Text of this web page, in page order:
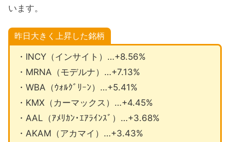
います。
昨日大きく上昇した銘柄
・INCY（インサイト）…+8.56%
・MRNA（モデルナ）…+7.13%
・WBA（ｳｫﾙｸﾞﾘｰﾝ）…+5.41%
・KMX（カーマックス）…+4.45%
・AAL（ｱﾒﾘｶﾝ･ｴｱﾗｲﾝｽﾞ）…+3.68%
・AKAM（アカマイ）…+3.43%